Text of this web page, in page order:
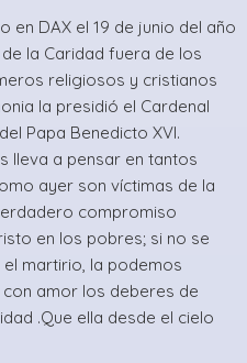
en DAX el 19 de junio del año
la Caridad fuera de los
religiosos y cristianos
la presidió el Cardenal
Papa Benedicto XVI.
lleva a pensar en tantos
ayer son víctimas de la
compromiso
en los pobres; si no se
martirio, la podemos
amor los deberes de
.Que ella desde el cielo